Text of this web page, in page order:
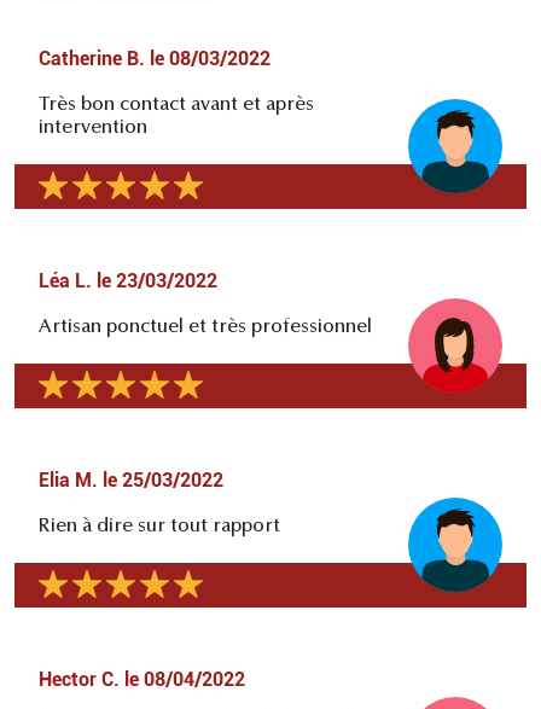
Catherine B. le 08/03/2022
Très bon contact avant et après
intervention
Léa L. le 23/03/2022
Artisan ponctuel et très professionnel
Elia M. le 25/03/2022
Rien à dire sur tout rapport
Hector C. le 08/04/2022